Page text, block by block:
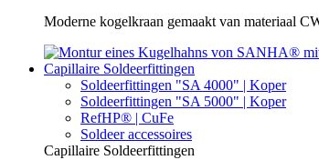
Moderne kogelkraan gemaakt van materiaal
Capillaire Soldeerfittingen
Soldeerfittingen "SA 4000" | Koper
Soldeerfittingen "SA 5000" | Koper
RefHP® | CuFe
Soldeer accessoires
Capillaire Soldeerfittingen